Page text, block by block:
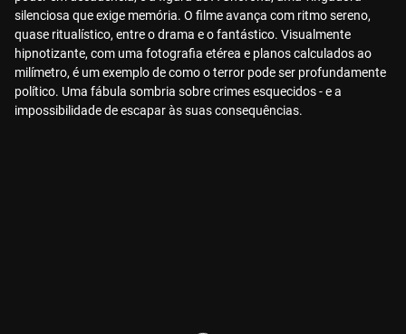
silenciosa que exige memória. O filme avança com ritmo sereno,
quase ritualístico, entre o drama e o fantástico. Visualmente
hipnotizante, com uma fotografia etérea e planos calculados ao
milímetro, é um exemplo de como o terror pode ser profundamente
político. Uma fábula sombria sobre crimes esquecidos - e a
impossibilidade de escapar às suas consequências.